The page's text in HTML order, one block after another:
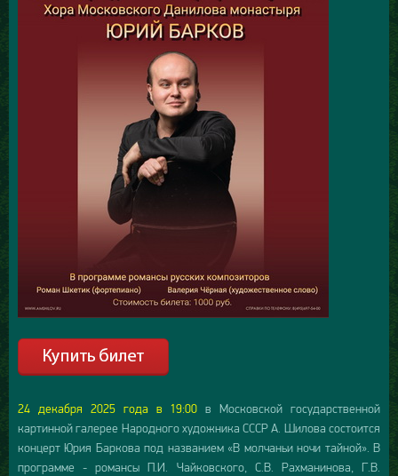
24 декабря 2025 года в 19:00в Московской государственной
картинной галерее Народного художника СССР А. Шилова состоится
концерт Юрия Баркова под названием «В молчаньи ночи тайной». В
программе - романсы П.И. Чайковского, С.В. Рахманинова, Г.В.